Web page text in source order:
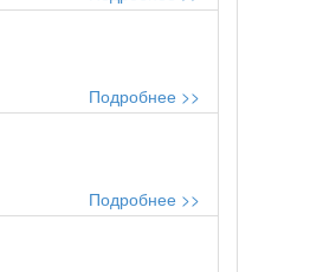
Подробнее >>
Подробнее >>